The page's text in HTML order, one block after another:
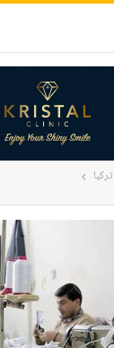
تركيا